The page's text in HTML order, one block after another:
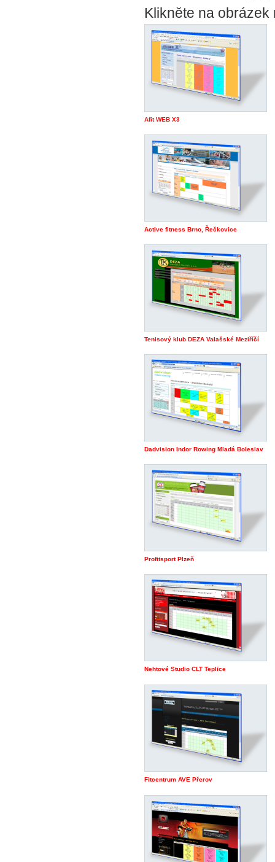
Klikněte na
Afit WEB X3
Active fitness Brno, Řečkovice
Tenisový klub DEZA Valašské Meziříčí
Dadvision Indor Rowing Mladá Boleslav
Profitsport Plzeň
Nehtové Studio CLT Teplice
Fitcentrum AVE Přerov